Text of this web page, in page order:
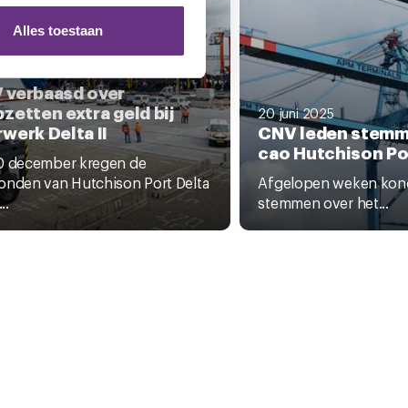
partners voor social
die u aan ze heeft
klikken op het ronde
Alles toestaan
verbaasd over
extra geld bij
Delta II
december kregen de
van Hutchison Port Delta
20 juni 2025
CNV leden
cao Hutchison
Afgelopen weken
stemmen over het...